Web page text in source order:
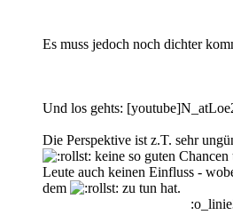
Es muss jedoch noch dichter
Und los gehts:
Die Perspektive ist z.T. sehr
keine so guten
Leute auch keinen Einfluss -
dem
zu tun hat.